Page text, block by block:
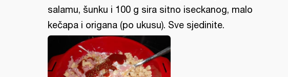
salamu, šunku i 100 g sira sitno iseckanog, malo
kečapa i origana (po ukusu). Sve sjedinite.